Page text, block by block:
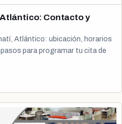
Contacto y
Atlántico: ubicación, horarios
para programar tu cita de